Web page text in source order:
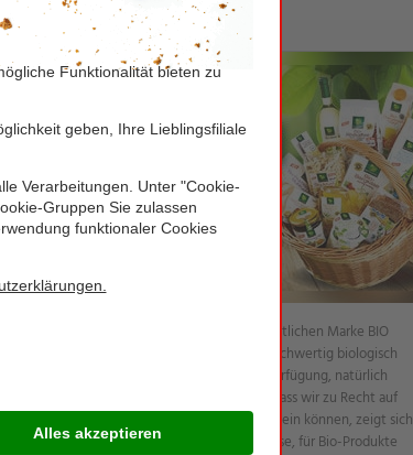
den Produkten der exklusiv bei NORMA erhältlichen Marke BIO
steht Ihnen ein vielfältiges Sortiment hochwertig biologisch
und kontrollierter Lebensmittel zur Verfügung, natürlich
mit dem staatlichen Bio-Siegel. Dass wir zu Recht auf
erstklassigen BIO SONNE-Produkte stolz sein können, zeigt sich
auf der Bio-Fach-Messe, der Weltleitmesse, für Bio-Produkte